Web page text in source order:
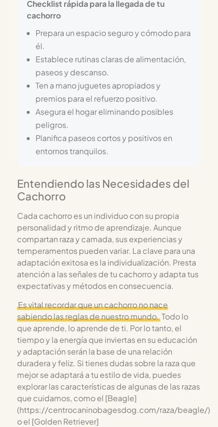
Checklist rápida para la llegada de tu
cachorro
Prepara un espacio seguro y cómodo para
él.
Establece rutinas claras de alimentación,
paseos y descanso.
Ten a mano juguetes apropiados y
premios para el refuerzo positivo.
Asegura el hogar eliminando posibles
peligros.
Planifica paseos cortos y positivos en
entornos tranquilos.
Entendiendo las Necesidades del
Cachorro
Cada cachorro es un individuo con su propia
personalidad y ritmo de aprendizaje. Aunque
compartan raza y camada, sus experiencias y
temperamentos pueden variar. La clave para una
adaptación exitosa es la individualización. Presta
atención a las señales de tu cachorro y adapta tus
expectativas y métodos en consecuencia.
Es vital recordar que un cachorro no nace
sabiendo las reglas de nuestro mundo.Todo lo
que aprende, lo aprende de ti. Por lo tanto, el
tiempo y la energía que inviertas en su educación
y adaptación serán la base de una relación
duradera y feliz. Si tienes dudas sobre la raza que
mejor se adaptará a tu estilo de vida, puedes
explorar las características de algunas de las razas
que cuidamos, como el [Beagle]
(https://centrocaninobagesdog.com/raza/beagle/)
o el [Golden Retriever]